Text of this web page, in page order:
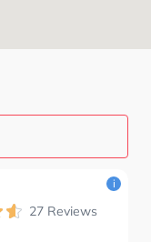
27 Reviews
i